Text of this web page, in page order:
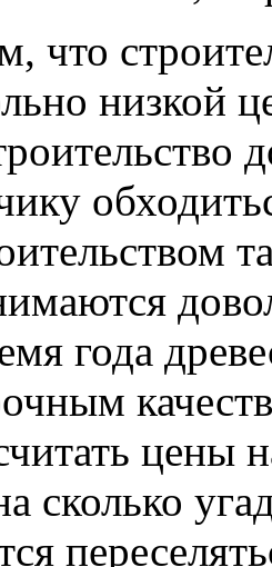
что
низкой
года
цены
сколько